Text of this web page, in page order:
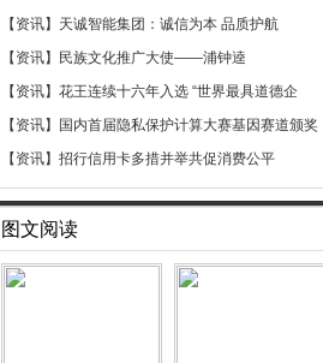
【资讯】 天诚智能集团：诚信为本 品质护航
【资讯】
民族文化推广大使——浦钟逵
【资讯】 花王连续十六年入选 “世界最具道德企
【资讯】
国内首届隐私保护计算大赛基因赛道颁奖
【资讯】 招行信用卡多措并举共促消费公平
图文阅读